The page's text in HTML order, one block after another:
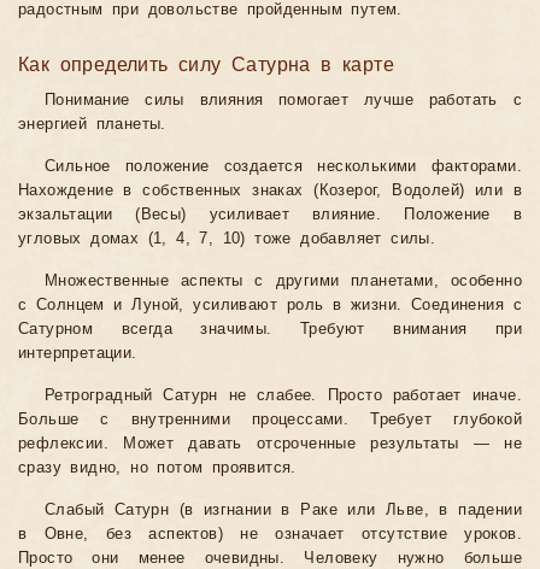
радостным при довольстве пройденным путем.
Как определить силу Сатурна в карте
Понимание силы влияния помогает лучше работать с
энергией планеты.
Сильное положение создается несколькими факторами.
Нахождение в собственных знаках (Козерог, Водолей) или в
экзальтации (Весы) усиливает влияние. Положение в
угловых домах (1, 4, 7, 10) тоже добавляет силы.
Множественные аспекты с другими планетами, особенно
с Солнцем и Луной, усиливают роль в жизни. Соединения с
Сатурном всегда значимы. Требуют внимания при
интерпретации.
Ретроградный Сатурн не слабее. Просто работает иначе.
Больше с внутренними процессами. Требует глубокой
рефлексии. Может давать отсроченные результаты — не
сразу видно, но потом проявится.
Слабый Сатурн (в изгнании в Раке или Льве, в падении
в Овне, без аспектов) не означает отсутствие уроков.
Просто они менее очевидны. Человеку нужно больше